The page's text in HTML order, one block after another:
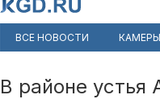
ВСЕ НОВОСТИ КАМЕРЫ
В районе устья